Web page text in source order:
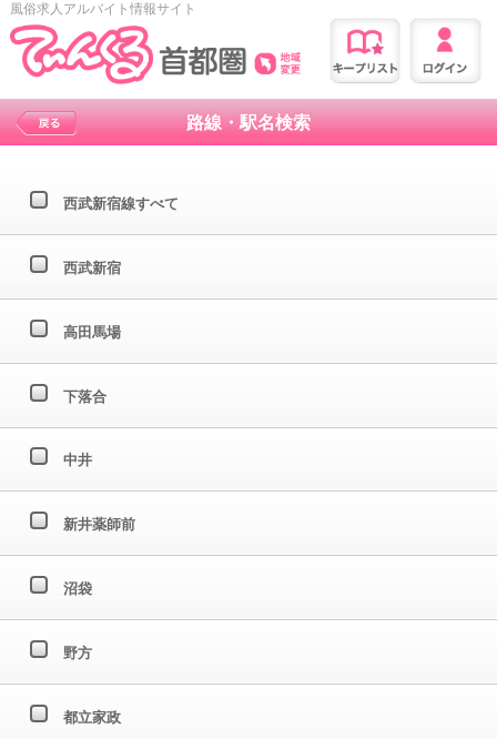
風俗求人アルバイト情報サイト
路線・駅名検索
西武新宿線すべて
西武新宿
高田馬場
下落合
中井
新井薬師前
沼袋
野方
都立家政